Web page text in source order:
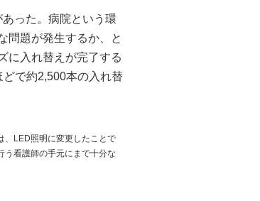
った。病院という環
問題が発生するか、と
に入れ替えが完了する
で約2,500本の入れ替
、LED照明に変更したことで
う看護師の手元にまで十分な